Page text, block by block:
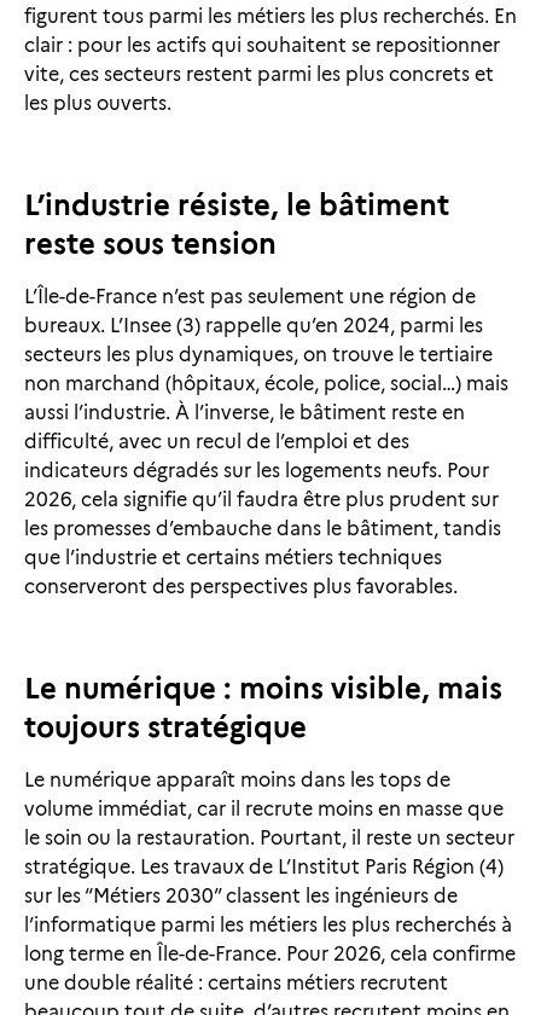
figurent tous parmi les métiers les plus recherchés. En
clair : pour les actifs qui souhaitent se repositionner
vite, ces secteurs restent parmi les plus concrets et
les plus ouverts.
L’industrie résiste, le bâtiment
reste sous tension
L’Île-de-France n’est pas seulement une région de
bureaux. L’Insee (3) rappelle qu’en 2024, parmi les
secteurs les plus dynamiques, on trouve le tertiaire
non marchand (hôpitaux, école, police, social…) mais
aussi l’industrie. À l’inverse, le bâtiment reste en
difficulté, avec un recul de l’emploi et des
indicateurs dégradés sur les logements neufs. Pour
2026, cela signifie qu’il faudra être plus prudent sur
les promesses d’embauche dans le bâtiment, tandis
que l’industrie et certains métiers techniques
conserveront des perspectives plus favorables.
Le numérique : moins visible, mais
toujours stratégique
Le numérique apparaît moins dans les tops de
volume immédiat, car il recrute moins en masse que
le soin ou la restauration. Pourtant, il reste un secteur
stratégique. Les travaux de L’Institut Paris Région (4)
sur les “Métiers 2030” classent les ingénieurs de
l’informatique parmi les métiers les plus recherchés à
long terme en Île-de-France. Pour 2026, cela confirme
une double réalité : certains métiers recrutent